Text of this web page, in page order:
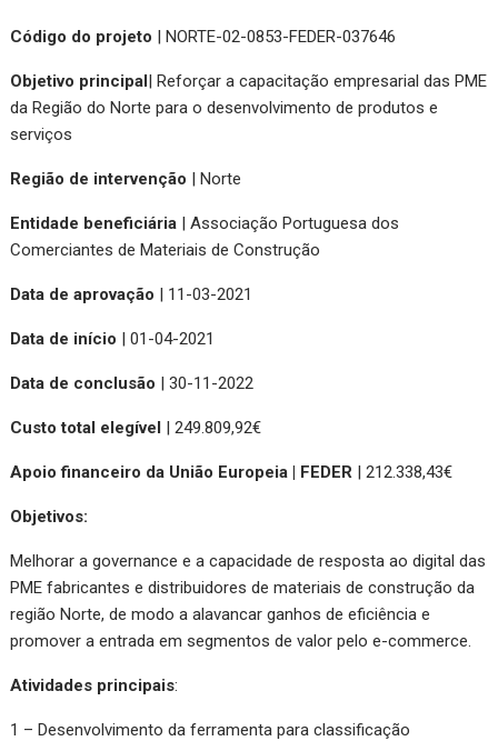
Código do projeto | NORTE-02-0853-FEDER-037646
Objetivo principal| Reforçar a capacitação empresarial das PME
da Região do Norte para o desenvolvimento de produtos e
serviços
Região de intervenção | Norte
Entidade beneficiária | Associação Portuguesa dos
Comerciantes de Materiais de Construção
Data de aprovação | 11-03-2021
Data de início | 01-04-2021
Data de conclusão | 30-11-2022
Custo total elegível | 249.809,92€
Apoio financeiro da União Europeia | FEDER | 212.338,43€
Objetivos:
Melhorar a governance e a capacidade de resposta ao digital das
PME fabricantes e distribuidores de materiais de construção da
região Norte, de modo a alavancar ganhos de eficiência e
promover a entrada em segmentos de valor pelo e-commerce.
Atividades principais:
1 – Desenvolvimento da ferramenta para classificação